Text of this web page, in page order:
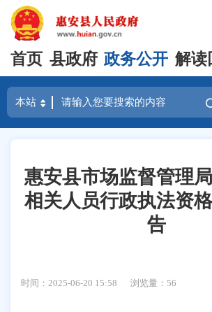
首页 县政府 政务公开 解读
惠安县市场监督管理
相关人员行政执法资
告
时间：2025-06-20 15:58 浏览量：56